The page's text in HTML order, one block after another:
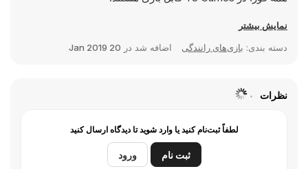
نمایش بیشتر
دسته بندی: بازی‌های رانندگی اضافه شد در 20 Jan 2019
نظرات
لطفاً ثبت‌نام کنید یا وارد شوید تا دیدگاه ارسال کنید
ثبت نام ورود